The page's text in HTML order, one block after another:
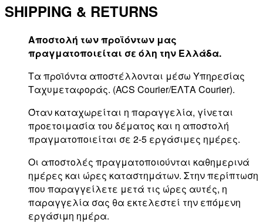
SHIPPING & RETURNS
Αποστολή των προϊόντων μας
πραγματοποιείται σε όλη την Ελλάδα.
Τα προϊόντα αποστέλλονται μέσω Υπηρεσίας
Ταχυμεταφοράς. (ACS Courier/ΕΛΤΑ Courier).
Όταν καταχωρείται η παραγγελία, γίνεται
προετοιμασία του δέματος και η αποστολή
πραγματοποιείται σε 2-5 εργάσιμες ημέρες.
Οι αποστολές πραγματοποιούνται καθημερινά
ημέρες και ώρες καταστημάτων. Στην περίπτωση
που παραγγείλετε μετά τις ώρες αυτές, η
παραγγελία σας θα εκτελεστεί την επόμενη
εργάσιμη ημέρα.